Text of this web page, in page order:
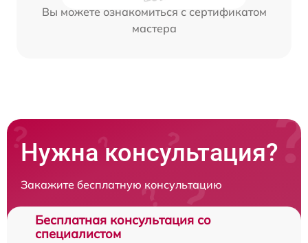
Вы можете ознакомиться с сертификатом
мастера
Нужна консультация?
Закажите бесплатную консультацию
Бесплатная консультация со
специалистом